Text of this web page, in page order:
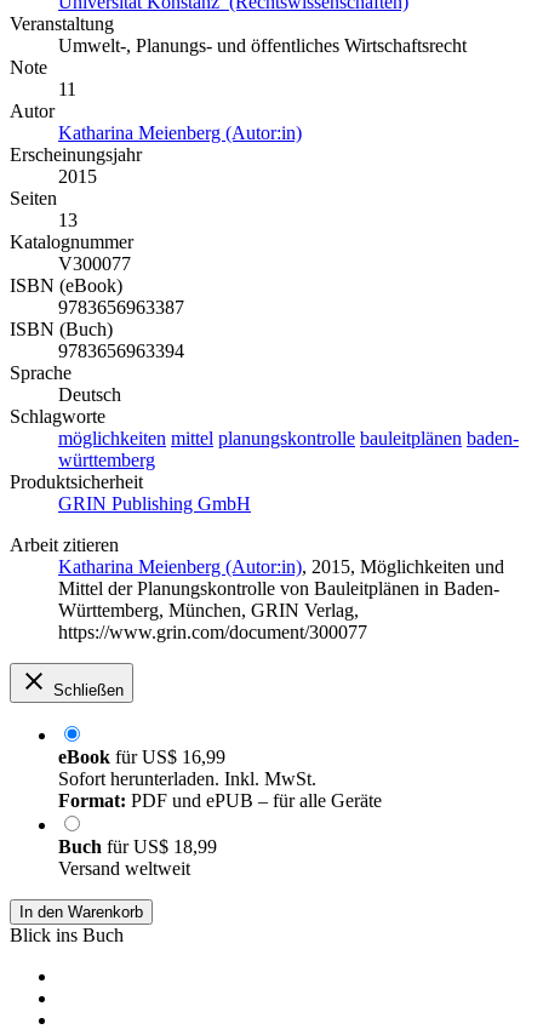
Veranstaltung
Umwelt-, Planungs- und öffentliches Wirtschaftsrecht
Note
11
Autor
Katharina Meienberg (Autor:in)
Erscheinungsjahr
2015
Seiten
13
Katalognummer
V300077
ISBN (eBook)
9783656963387
ISBN (Buch)
9783656963394
Sprache
Deutsch
Schlagworte
möglichkeiten mittel planungskontrolle bauleitplänen baden-
württemberg
Produktsicherheit
GRIN Publishing GmbH
Arbeit zitieren
Katharina Meienberg (Autor:in), 2015, Möglichkeiten und
Mittel der Planungskontrolle von Bauleitplänen in Baden-
Württemberg, München, GRIN Verlag,
https://www.grin.com/document/300077
Schließen
eBook fürUS$ 16,99
Sofort herunterladen. Inkl. MwSt.
Format: PDF und ePUB – für alle Geräte
Buch fürUS$ 18,99
Versand weltweit
In den Warenkorb
Blick ins Buch